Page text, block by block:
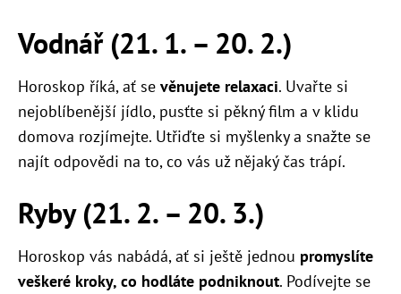
Vodnář (21. 1. – 20. 2.)
Horoskop říká, ať se věnujete relaxaci. Uvařte si
nejoblíbenější jídlo, pusťte si pěkný film a v klidu
domova rozjímejte. Utřiďte si myšlenky a snažte se
najít odpovědi na to, co vás už nějaký čas trápí.
Ryby (21. 2. – 20. 3.)
Horoskop vás nabádá, ať si ještě jednou promyslíte
veškeré kroky, co hodláte podniknout. Podívejte se